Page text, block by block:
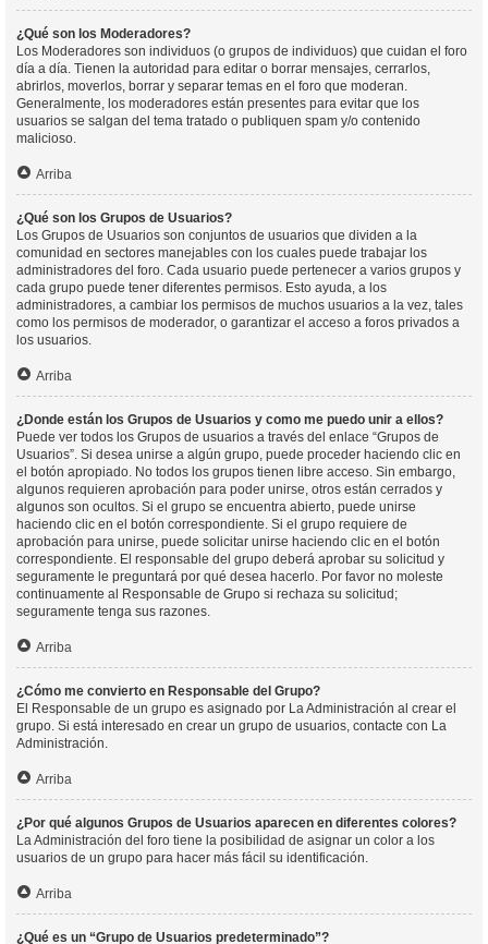
¿Qué son los Moderadores?
Los Moderadores son individuos (o grupos de individuos) que cuidan el foro
día a día. Tienen la autoridad para editar o borrar mensajes, cerrarlos,
abrirlos, moverlos, borrar y separar temas en el foro que moderan.
Generalmente, los moderadores están presentes para evitar que los
usuarios se salgan del tema tratado o publiquen spam y/o contenido
malicioso.
Arriba
¿Qué son los Grupos de Usuarios?
Los Grupos de Usuarios son conjuntos de usuarios que dividen a la
comunidad en sectores manejables con los cuales puede trabajar los
administradores del foro. Cada usuario puede pertenecer a varios grupos y
cada grupo puede tener diferentes permisos. Esto ayuda, a los
administradores, a cambiar los permisos de muchos usuarios a la vez, tales
como los permisos de moderador, o garantizar el acceso a foros privados a
los usuarios.
Arriba
¿Donde están los Grupos de Usuarios y como me puedo unir a ellos?
Puede ver todos los Grupos de usuarios a través del enlace “Grupos de
Usuarios”. Si desea unirse a algún grupo, puede proceder haciendo clic en
el botón apropiado. No todos los grupos tienen libre acceso. Sin embargo,
algunos requieren aprobación para poder unirse, otros están cerrados y
algunos son ocultos. Si el grupo se encuentra abierto, puede unirse
haciendo clic en el botón correspondiente. Si el grupo requiere de
aprobación para unirse, puede solicitar unirse haciendo clic en el botón
correspondiente. El responsable del grupo deberá aprobar su solicitud y
seguramente le preguntará por qué desea hacerlo. Por favor no moleste
continuamente al Responsable de Grupo si rechaza su solicitud;
seguramente tenga sus razones.
Arriba
¿Cómo me convierto en Responsable del Grupo?
El Responsable de un grupo es asignado por La Administración al crear el
grupo. Si está interesado en crear un grupo de usuarios, contacte con La
Administración.
Arriba
¿Por qué algunos Grupos de Usuarios aparecen en diferentes colores?
La Administración del foro tiene la posibilidad de asignar un color a los
usuarios de un grupo para hacer más fácil su identificación.
Arriba
¿Qué es un “Grupo de Usuarios predeterminado”?